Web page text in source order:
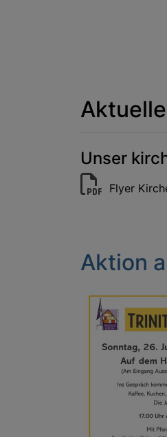
Unser
Flyer
Aktion